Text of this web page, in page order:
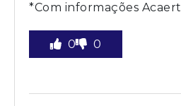
*Com informações Acaert
0 0